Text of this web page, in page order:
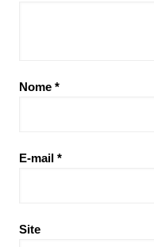
Nome *
E-mail *
Site